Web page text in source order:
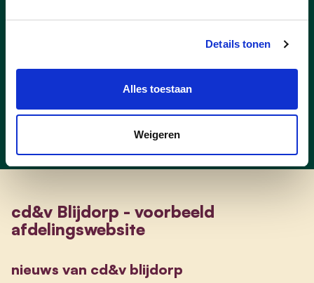
Details tonen
Alles toestaan
Weigeren
Meer respect voor veiligheid
cd&v Blijdorp - voorbeeld
afdelingswebsite
nieuws van cd&v blijdorp